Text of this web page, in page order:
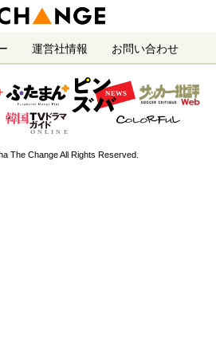
運営社情報 お問い合わせ
The Change All Rights Reserved.